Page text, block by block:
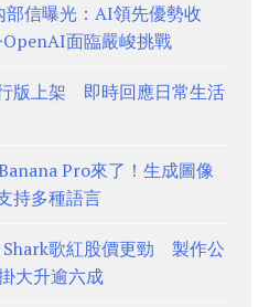
信曝光：AI領先優勢收
面臨嚴峻挑戰
行版上架 即時回應日常生活
Pro來了！生成圖像
持多種語言
Shark歌紅股價更勁 製作公
大升逾六成